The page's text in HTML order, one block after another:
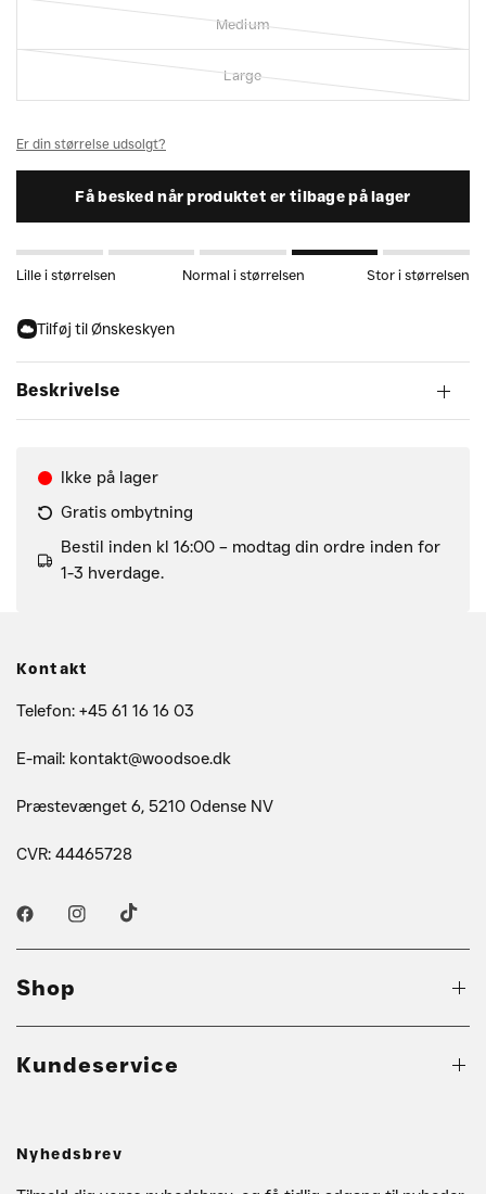
Medium
Large
Er din størrelse udsolgt?
Få besked når produktet er tilbage på lager
Lille i størrelsen Normal i størrelsen Stor i størrelsen
Tilføj til Ønskeskyen
Beskrivelse
Ikke på lager
Gratis ombytning
Bestil inden kl 16:00 – modtag din ordre inden for
1-3 hverdage.
Kontakt
Telefon: +45 61 16 16 03
E-mail: kontakt@woodsoe.dk
Præstevænget 6, 5210 Odense NV
CVR: 44465728
Shop
Kundeservice
Nyhedsbrev